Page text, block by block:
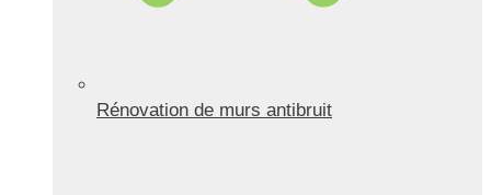
Rénovation de murs antibruit